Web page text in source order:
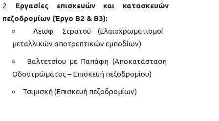
Εργασίες επισκευών και κατασκευών
πεζοδρομίων (Έργο Β2 & Β3):
Λεωφ. Στρατού (Ελαιοχρωματισμοί
μεταλλικών αποτρεπτικών εμποδίων)
Βαλτετσίου με Παπάφη (Αποκατάσταση
Οδοστρώματος – Επισκευή πεζοδρομίου)
Τσιμισκή (Επισκευή πεζοδρομίων)